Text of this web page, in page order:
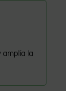
amplía la